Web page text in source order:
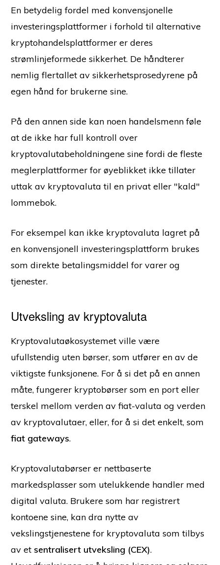
En betydelig fordel med konvensjonelle
investeringsplattformer i forhold til alternative
kryptohandelsplattformer er deres
strømlinjeformede sikkerhet. De håndterer
nemlig flertallet av sikkerhetsprosedyrene på
egen hånd for brukerne sine.
På den annen side kan noen handelsmenn føle
at de ikke har full kontroll over
kryptovalutabeholdningene sine fordi de fleste
meglerplattformer for øyeblikket ikke tillater
uttak av kryptovaluta til en privat eller "kald"
lommebok.
For eksempel kan ikke kryptovaluta lagret på
en konvensjonell investeringsplattform brukes
som direkte betalingsmiddel for varer og
tjenester.
Utveksling av kryptovaluta
Kryptovalutaøkosystemet ville være
ufullstendig uten børser, som utfører en av de
viktigste funksjonene. For å si det på en annen
måte, fungerer kryptobørser som en port eller
terskel mellom verden av fiat-valuta og verden
av kryptovalutaer, eller, for å si det enkelt, som
fiat gateways.
Kryptovalutabørser er nettbaserte
markedsplasser som utelukkende handler med
digital valuta. Brukere som har registrert
kontoene sine, kan dra nytte av
vekslingstjenestene for kryptovaluta som tilbys
av etsentralisert utveksling (CEX).